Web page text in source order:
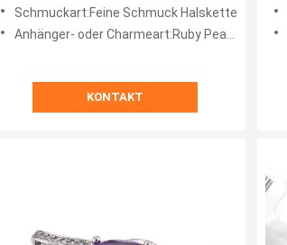
Schmuckart:Feine Schmuck Halskette
Anhänger- oder Charmeart:Ruby Pear Pendant
KONTAKT